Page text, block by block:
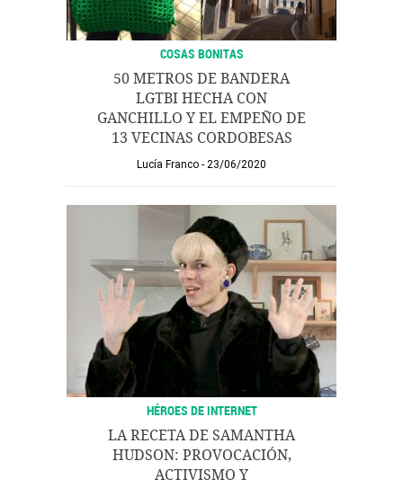
COSAS BONITAS
50 METROS DE BANDERA
LGTBI HECHA CON
GANCHILLO Y EL EMPEÑO DE
13 VECINAS CORDOBESAS
Lucía Franco 23/06/2020
HÉROES DE INTERNET
LA RECETA DE SAMANTHA
HUDSON: PROVOCACIÓN,
ACTIVISMO Y